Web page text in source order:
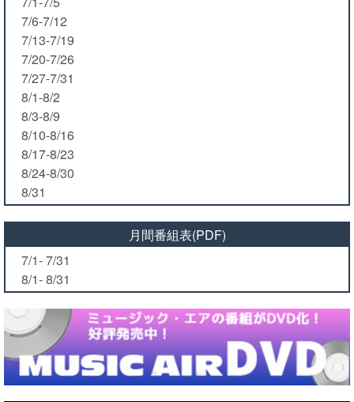
7/6-7/12
7/13-7/19
7/20-7/26
7/27-7/31
8/1-8/2
8/3-8/9
8/10-8/16
8/17-8/23
8/24-8/30
8/31
月間番組表(PDF)
7/1- 7/31
8/1- 8/31